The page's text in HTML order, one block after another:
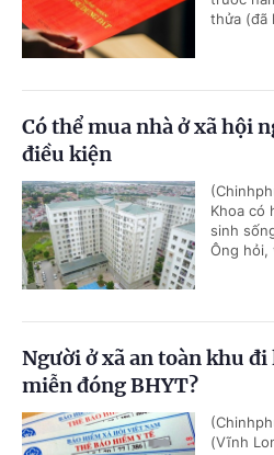
thửa (đã
Có thể mua nhà ở xã hội
điều kiện
Khoa có
sinh
Ông hỏi,
Người ở xã an toàn khu đi
miễn đóng BHYT?
(Vĩnh